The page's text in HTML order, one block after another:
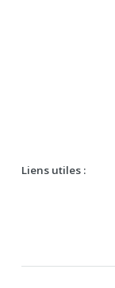
Liens utiles :